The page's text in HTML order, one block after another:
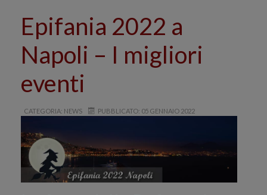
Epifania 2022 a
Napoli – I migliori
eventi
CATEGORIA: NEWS PUBBLICATO: 05 GENNAIO 2022